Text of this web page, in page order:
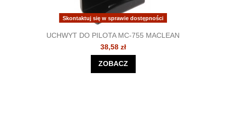
Skontaktuj się w sprawie dostępności
UCHWYT DO PILOTA MC-755 MACLEAN
38,58 zł
ZOBACZ